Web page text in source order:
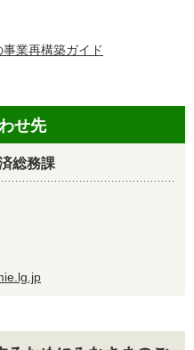
業再構築ガイド
せ先
総務課